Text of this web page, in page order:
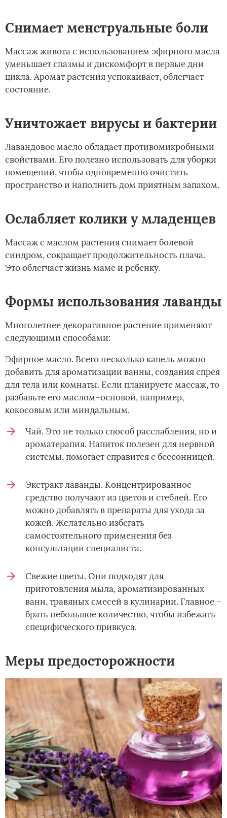
Снимает менструальные боли
Массаж живота с использованием эфирного масла
уменьшает спазмы и дискомфорт в первые дни
цикла. Аромат растения успокаивает, облегчает
состояние.
Уничтожает вирусы и бактерии
Лавандовое масло обладает противомикробными
свойствами. Его полезно использовать для уборки
помещений, чтобы одновременно очистить
пространство и наполнить дом приятным запахом.
Ослабляет колики у младенцев
Массаж с маслом растения снимает болевой
синдром, сокращает продолжительность плача.
Это облегчает жизнь маме и ребенку.
Формы использования лаванды
Многолетнее декоративное растение применяют
следующими способами:
Эфирное масло. Всего несколько капель можно
добавить для ароматизации ванны, создания спрея
для тела или комнаты. Если планируете массаж, то
разбавьте его маслом–основой, например,
кокосовым или миндальным.
Чай. Это не только способ расслабления, но и
ароматерапия. Напиток полезен для нервной
системы, помогает справится с бессонницей.
Экстракт лаванды. Концентрированное
средство получают из цветов и стеблей. Его
можно добавлять в препараты для ухода за
кожей. Желательно избегать
самостоятельного применения без
консультации специалиста.
Свежие цветы. Они подходят для
приготовления мыла, ароматизированных
ванн, травяных смесей в кулинарии. Главное –
брать небольшое количество, чтобы избежать
специфического привкуса.
Меры предосторожности